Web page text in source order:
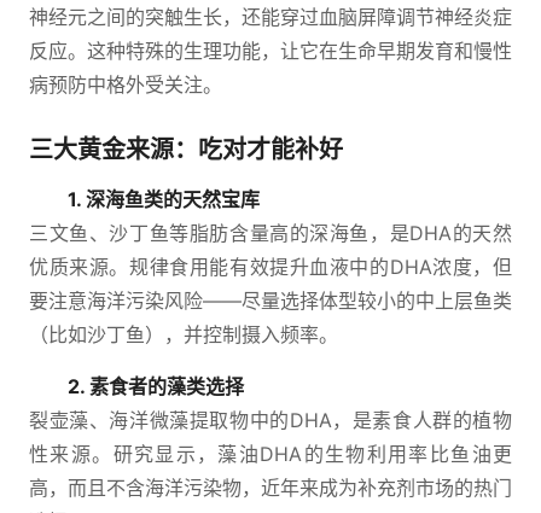
神经元之间的突触生长，还能穿过血脑屏障调节神经炎症
反应。这种特殊的生理功能，让它在生命早期发育和慢性
病预防中格外受关注。
三大黄金来源：吃对才能补好
1. 深海鱼类的天然宝库
三文鱼、沙丁鱼等脂肪含量高的深海鱼，是DHA的天然
优质来源。规律食用能有效提升血液中的DHA浓度，但
要注意海洋污染风险——尽量选择体型较小的中上层鱼类
（比如沙丁鱼），并控制摄入频率。
2. 素食者的藻类选择
裂壶藻、海洋微藻提取物中的DHA，是素食人群的植物
性来源。研究显示，藻油DHA的生物利用率比鱼油更
高，而且不含海洋污染物，近年来成为补充剂市场的热门